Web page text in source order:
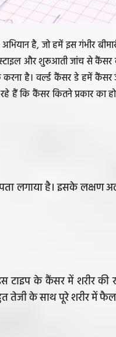
है, जो हमें इस गंभीर
और शुरूआती जांच से कैंसर
है। वर्ल्ड कैंसर डे हमें कैंसर
हैं कि कैंसर कितने प्रकार का
लगाया है। इसके लक्षण
टाइप के कैंसर में शरीर की
तेजी के साथ पूरे शरीर में फैल